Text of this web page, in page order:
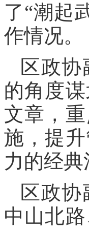
了“潮起
作情况。
区政
的角度
文章，
施，提
力的经典
区政
中山北